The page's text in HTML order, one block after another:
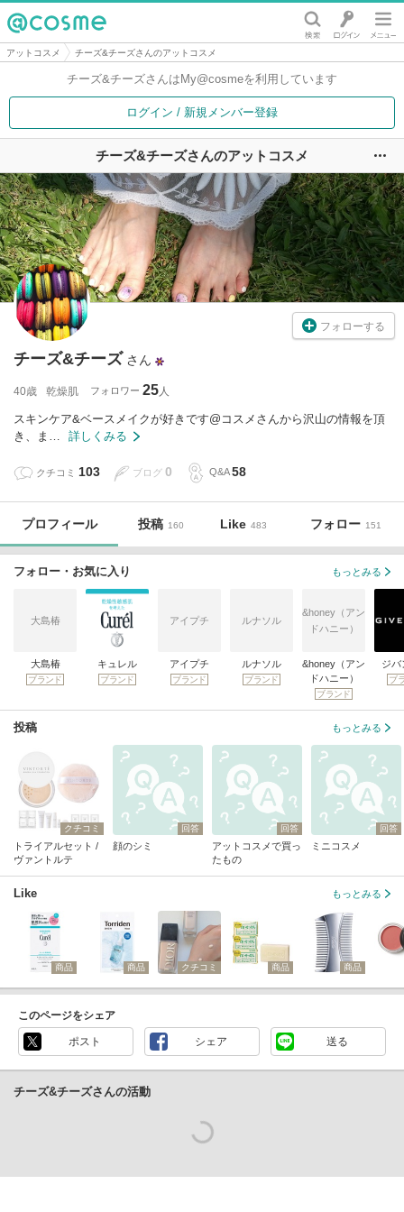
@cosme
アットコスメ チーズ&チーズさんのアットコスメ
チーズ&チーズさんは My@cosmeを利用しています
ログイン / 新規メンバー登録
チーズ&チーズさんのアットコスメ
フォローする
チーズ&チーズ さん
40歳 乾燥肌 フォロワー 25
スキンケア&ベースメイクが好きです@コスメさんから沢山の情報を頂
き、ま…
詳しくみる
クチコミ 103 ブログ 0 Q&A 58
プロフィール 投稿 160 Like 483 フォロー 151
フォロー・お気に入り もっとみる
大島椿
大島椿
ブランド
キュレル
ブランド
アイプチ
アイプチ
ブランド
ルナソル
ルナソル
ブランド
&honey（アン
ドハニー）
&honey（アン
ドハニー）
ブランド
ジバ
ブ
投稿 もっとみる
クチコミ
トライアルセット /
ヴァントルテ
回答
顔のシミ
回答
アットコスメで買っ
たもの
回答
ミニコスメ
Like もっとみる
商品 商品 クチコミ 商品 商品
このページをシェア
ポスト シェア 送る
チーズ&チーズさんの活動